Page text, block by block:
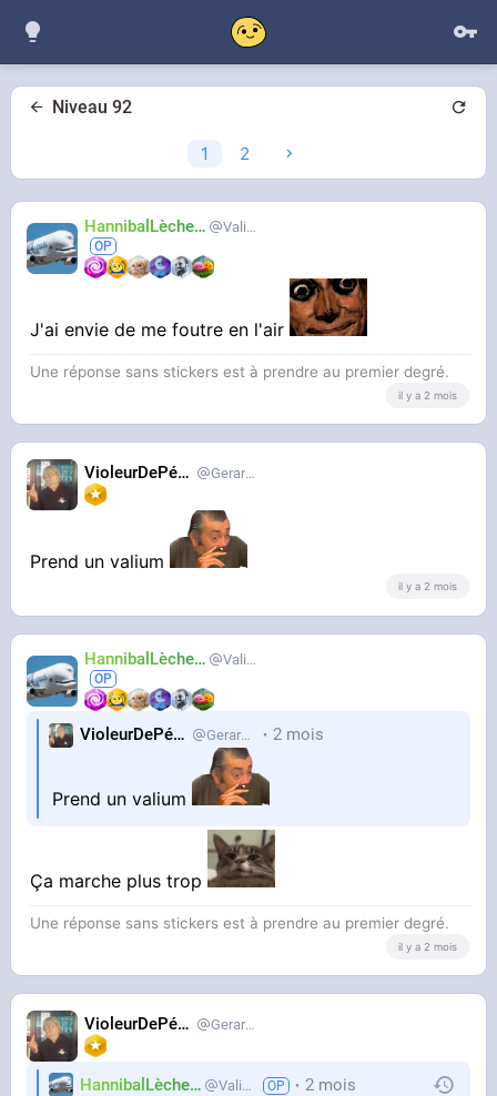
Niveau 92
1 2
HannibalLècheur Valium
J'ai envie de me foutre en l'air
Une réponse sans stickers est à prendre au premier degré.
il y a 2 mois
VioleurDePédo Gerardlevain
Prend un valium
il y a 2 mois
HannibalLècheur Valium
VioleurDePédo Gerardlevain 2 mois
Prend un valium
Ça marche plus trop
Une réponse sans stickers est à prendre au premier degré.
il y a 2 mois
VioleurDePédo Gerardlevain
HannibalLècheur Valium 2 mois